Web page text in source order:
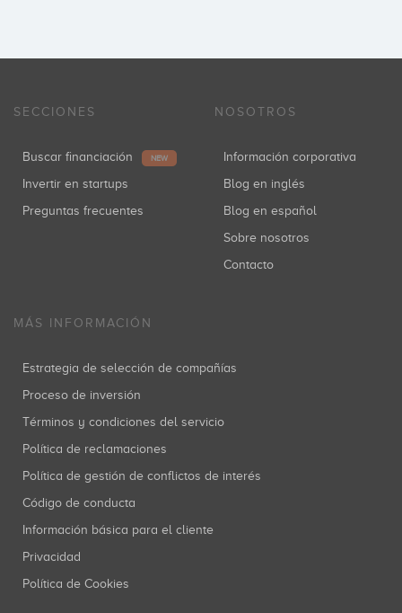
SECCIONES
Buscar financiación NEW
Invertir en startups
Preguntas frecuentes
NOSOTROS
Información corporativa
Blog en inglés
Blog en español
Sobre nosotros
Contacto
MÁS INFORMACIÓN
Estrategia de selección de compañías
Proceso de inversión
Términos y condiciones del servicio
Política de reclamaciones
Política de gestión de conflictos de interés
Código de conducta
Información básica para el cliente
Privacidad
Política de Cookies